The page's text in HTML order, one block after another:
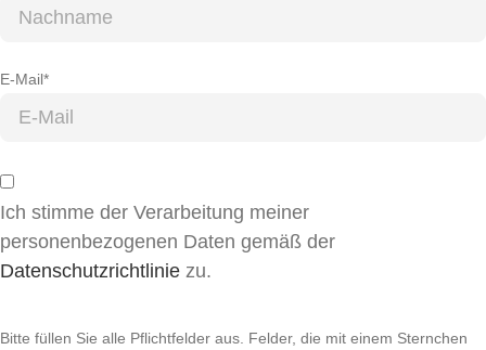
E-Mail*
Ich stimme der Verarbeitung meiner
personenbezogenen Daten gemäß der
Datenschutzrichtlinie zu.
Bitte füllen Sie alle Pflichtfelder aus. Felder, die mit einem Sternchen